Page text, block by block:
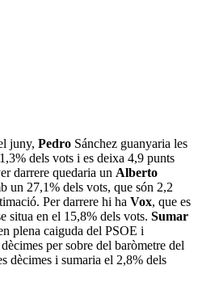
juny, Pedro Sánchez guanyaria les
dels vots i es deixa 4,9 punts
darrere quedaria un Alberto
un 27,1% dels vots, que són 2,2
Per darrere hi ha Vox, que es
situa en el 15,8% dels vots. Sumar
plena caiguda del PSOE i
per sobre del baròmetre del
dècimes i sumaria el 2,8% dels